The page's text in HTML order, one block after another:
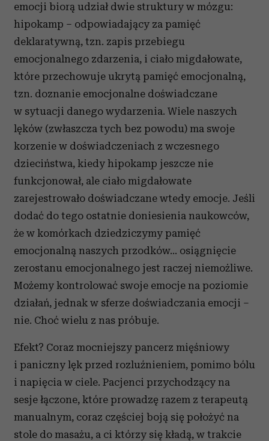
emocji biorą udział dwie struktury w mózgu:
hipokamp – odpowiadający za pamięć
deklaratywną, tzn. zapis przebiegu
emocjonalnego zdarzenia, i ciało migdałowate,
które przechowuje ukrytą pamięć emocjonalną,
tzn. doznanie emocjonalne doświadczane
w sytuacji danego wydarzenia. Wiele naszych
lęków (zwłaszcza tych bez powodu) ma swoje
korzenie w doświadczeniach z wczesnego
dzieciństwa, kiedy hipokamp jeszcze nie
funkcjonował, ale ciało migdałowate
zarejestrowało doświadczane wtedy emocje. Jeśli
dodać do tego ostatnie doniesienia naukowców,
że w komórkach dziedziczymy pamięć
emocjonalną naszych przodków… osiągnięcie
zerostanu emocjonalnego jest raczej niemożliwe.
Możemy kontrolować swoje emocje na poziomie
działań, jednak w sferze doświadczania emocji –
nie. Choć wielu z nas próbuje.
Efekt? Coraz mocniejszy pancerz mięśniowy
i paniczny lęk przed rozluźnieniem, pomimo bólu
i napięcia w ciele. Pacjenci przychodzący na
sesje łączone, które prowadzę razem z terapeutą
manualnym, coraz częściej boją się położyć na
stole do masażu, a ci którzy się kładą, w trakcie